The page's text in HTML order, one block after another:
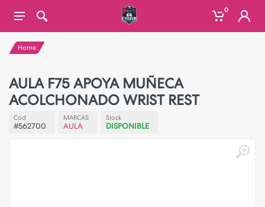
0
Home
AULA F75 APOYA MUÑECA
ACOLCHONADO WRIST REST
Cod
#562700
MARCAS
AULA
Stock
DISPONIBLE